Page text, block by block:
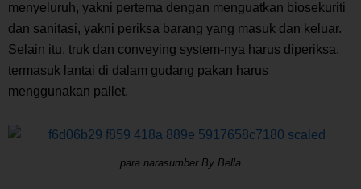
menyeluruh, yakni pertema dengan menguatkan biosekuriti
dan sanitasi, yakni periksa barang yang masuk dan keluar.
Selain itu, truk dan conveying system-nya harus diperiksa,
termasuk lantai di dalam gudang pakan harus
menggunakan pallet.
para narasumber By Bella